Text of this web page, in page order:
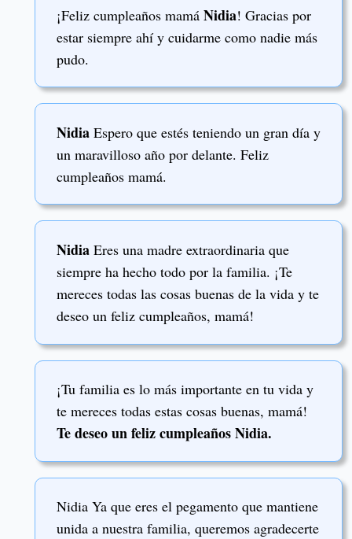
¡Feliz cumpleaños mamá Nidia! Gracias por
estar siempre ahí y cuidarme como nadie más
pudo.
Nidia Espero que estés teniendo un gran día y
un maravilloso año por delante. Feliz
cumpleaños mamá.
Nidia Eres una madre extraordinaria que
siempre ha hecho todo por la familia. ¡Te
mereces todas las cosas buenas de la vida y te
deseo un feliz cumpleaños, mamá!
¡Tu familia es lo más importante en tu vida y
te mereces todas estas cosas buenas, mamá!
Te deseo un feliz cumpleaños Nidia.
Nidia Ya que eres el pegamento que mantiene
unida a nuestra familia, queremos agradecerte